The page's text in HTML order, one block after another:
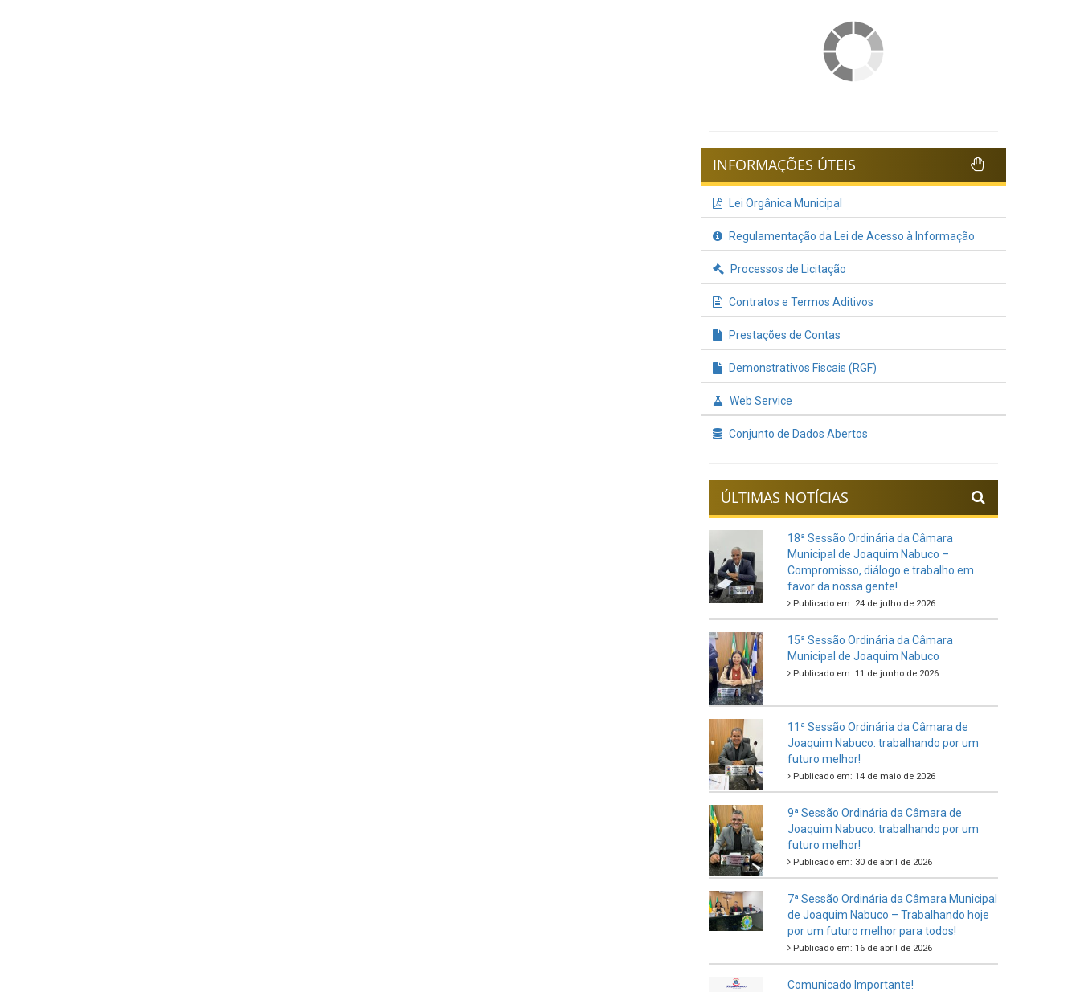
INFORMAÇÕES ÚTEIS
Lei Orgânica Municipal
Regulamentação da Lei de Acesso à Informação
Processos de Licitação
Contratos e Termos Aditivos
Prestações de Contas
Demonstrativos Fiscais (RGF)
Web Service
Conjunto de Dados Abertos
ÚLTIMAS NOTÍCIAS
18ª Sessão Ordinária da Câmara
Municipal de Joaquim Nabuco –
Compromisso, diálogo e trabalho em
favor da nossa gente!
Publicado em: 24 de julho de 2026
15ª Sessão Ordinária da Câmara
Municipal de Joaquim Nabuco
Publicado em: 11 de junho de 2026
11ª Sessão Ordinária da Câmara de
Joaquim Nabuco: trabalhando por um
futuro melhor!
Publicado em: 14 de maio de 2026
9ª Sessão Ordinária da Câmara de
Joaquim Nabuco: trabalhando por um
futuro melhor!
Publicado em: 30 de abril de 2026
7ª Sessão Ordinária da Câmara Municipal
de Joaquim Nabuco – Trabalhando hoje
por um futuro melhor para todos!
Publicado em: 16 de abril de 2026
Comunicado Importante!